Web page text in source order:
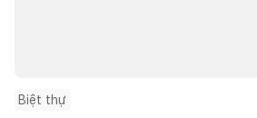
Biệt thự